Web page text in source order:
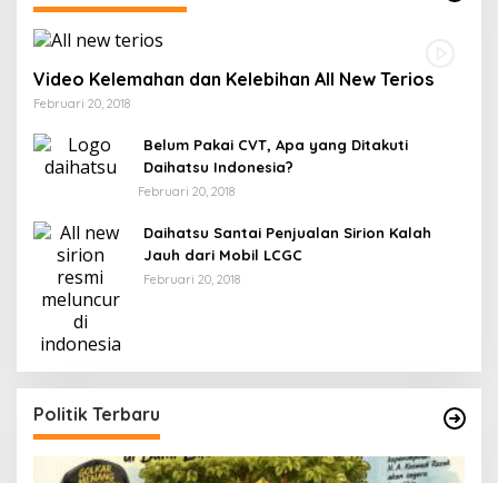
Video Kelemahan dan Kelebihan All New Terios
Februari 20, 2018
Belum Pakai CVT, Apa yang Ditakuti
Daihatsu Indonesia?
Februari 20, 2018
Daihatsu Santai Penjualan Sirion Kalah
Jauh dari Mobil LCGC
Februari 20, 2018
Politik Terbaru